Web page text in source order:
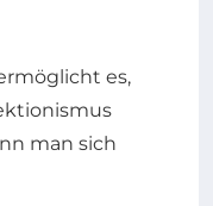
es,
man sich